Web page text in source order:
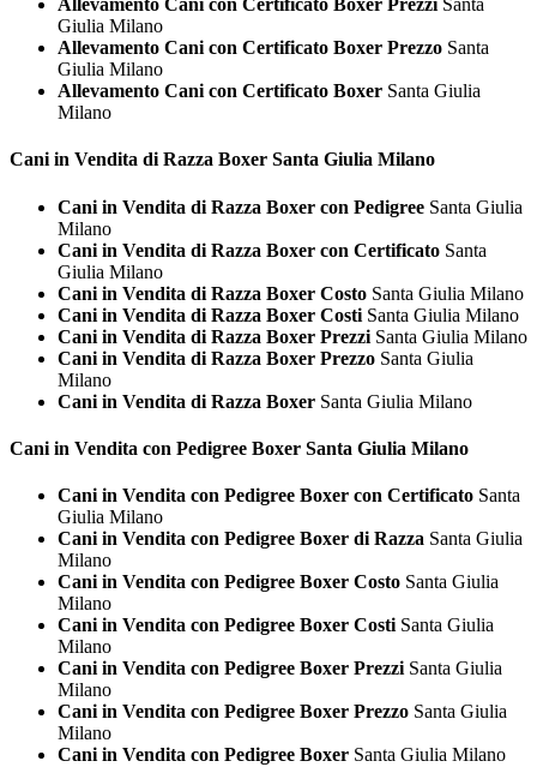
Allevamento Cani con Certificato Boxer Prezzi Santa
Giulia Milano
Allevamento Cani con Certificato Boxer Prezzo Santa
Giulia Milano
Allevamento Cani con Certificato Boxer Santa Giulia
Milano
Cani in Vendita di Razza Boxer Santa Giulia Milano
Cani in Vendita di Razza Boxer con Pedigree Santa Giulia
Milano
Cani in Vendita di Razza Boxer con Certificato Santa
Giulia Milano
Cani in Vendita di Razza Boxer Costo Santa Giulia Milano
Cani in Vendita di Razza Boxer Costi Santa Giulia Milano
Cani in Vendita di Razza Boxer Prezzi Santa Giulia Milano
Cani in Vendita di Razza Boxer Prezzo Santa Giulia
Milano
Cani in Vendita di Razza Boxer Santa Giulia Milano
Cani in Vendita con Pedigree Boxer Santa Giulia Milano
Cani in Vendita con Pedigree Boxer con Certificato Santa
Giulia Milano
Cani in Vendita con Pedigree Boxer di Razza Santa Giulia
Milano
Cani in Vendita con Pedigree Boxer Costo Santa Giulia
Milano
Cani in Vendita con Pedigree Boxer Costi Santa Giulia
Milano
Cani in Vendita con Pedigree Boxer Prezzi Santa Giulia
Milano
Cani in Vendita con Pedigree Boxer Prezzo Santa Giulia
Milano
Cani in Vendita con Pedigree Boxer Santa Giulia Milano